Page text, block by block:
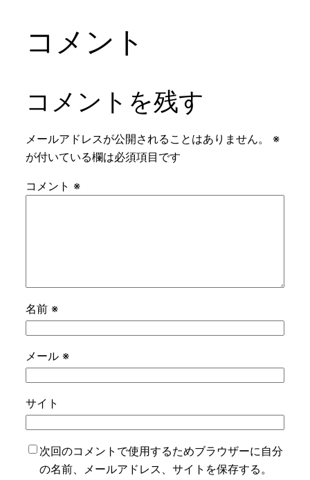
コメント
コメントを残す
メールアドレスが公開されることはありません。
※
が付いている欄は必須項目です
コメント ※
名前 ※
メール ※
サイト
次回のコメントで使用するためブラウザーに自分
の名前、メールアドレス、サイトを保存する。